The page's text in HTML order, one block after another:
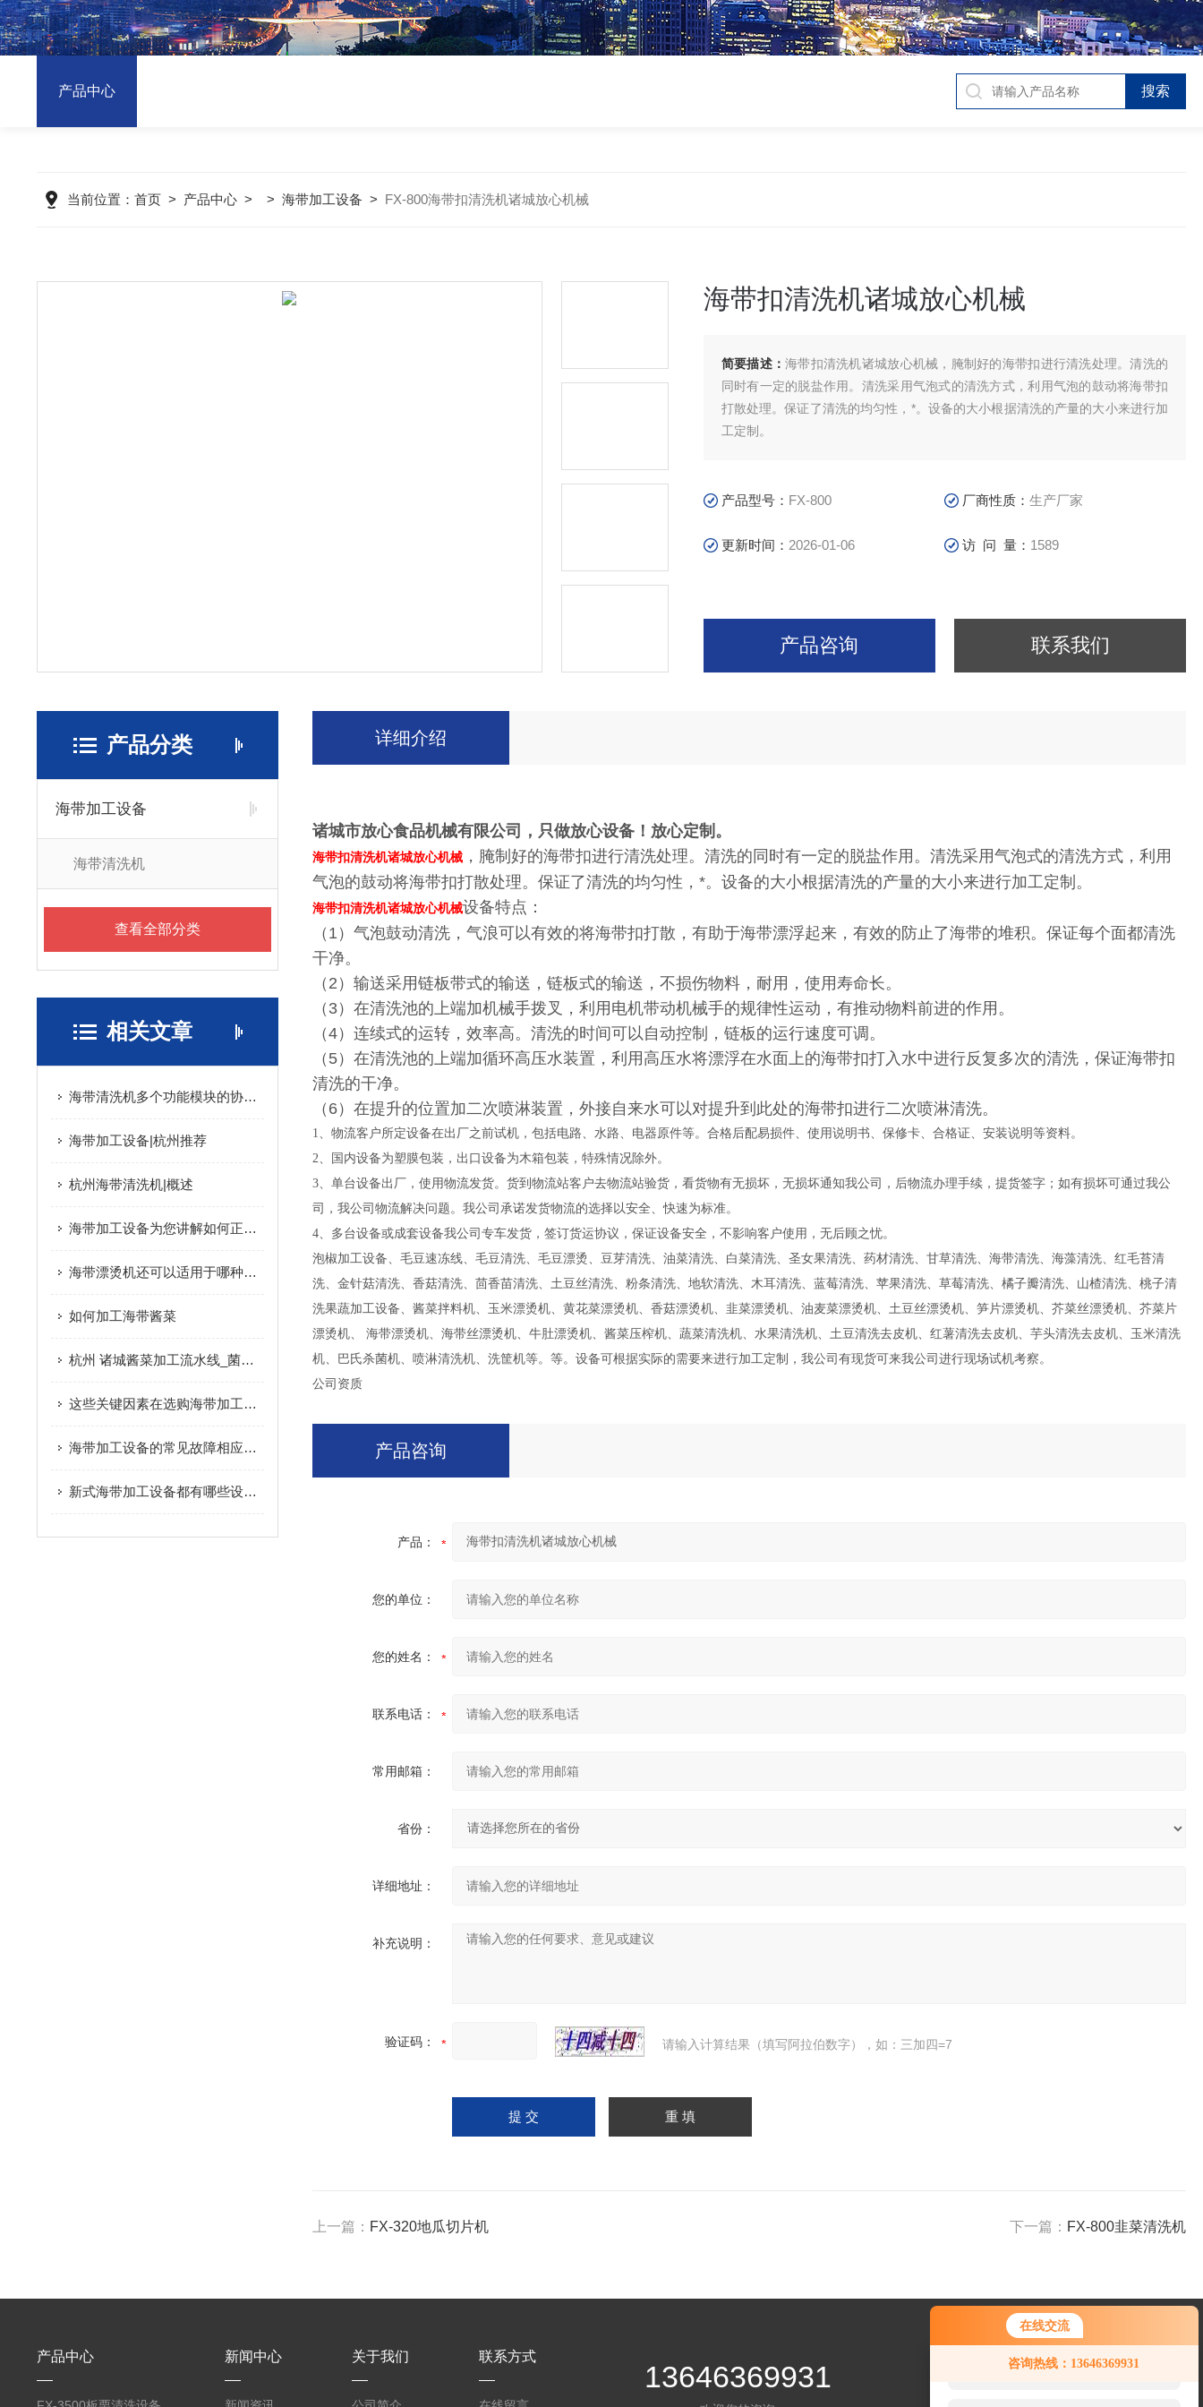
在线交流
咨询热线：13646369931
服务，请问您要咨询什么问题呢？
产品中心
当前位置： 首页> 产品中心> > 海带加工设备 > FX-800海带扣清洗机诸城放心机械
海带扣清洗机诸城放心机械
简要描述：海带扣清洗机诸城放心机械，腌制好的海带扣进行清洗处理。清洗的
同时有一定的脱盐作用。清洗采用气泡式的清洗方式，利用气泡的鼓动将海带扣
打散处理。保证了清洗的均匀性，*。设备的大小根据清洗的产量的大小来进行加
工定制。
产品型号： FX-800 厂商性质：生产厂家
更新时间： 2026-01-06 访 问 量： 1589
产品咨询 联系我们
产品分类
海带加工设备
海带清洗机
查看全部分类
相关文章
海带清洗机多个功能模块的协同优化与食品级安全设计分享
海带加工设备|杭州推荐
杭州海带清洗机|概述
海带加工设备为您讲解如何正确清洗海带
海带漂烫机还可以适用于哪种果蔬的加工使用
如何加工海带酱菜
杭州 诸城酱菜加工流水线_菌菇/海带加工设备|概述
这些关键因素在选购海带加工设备时要多加注意
海带加工设备的常见故障相应解决方法分享
新式海带加工设备都有哪些设备组成？
详细介绍
诸城市放心食品机械有限公司，只做放心设备！放心定制。
海带扣清洗机诸城放心机械 ，腌制好的海带扣进行清洗处理。清洗的同时有一定的脱盐作用。清洗采用气泡式的清洗方式，利用
气泡的鼓动将海带扣打散处理。保证了清洗的均匀性，*。设备的大小根据清洗的产量的大小来进行加工定制。
海带扣清洗机诸城放心机械设备特点：
（1）气泡鼓动清洗，气浪可以有效的将海带扣打散，有助于海带漂浮起来，有效的防止了海带的堆积。保证每个面都清洗
干净。
（2）输送采用链板带式的输送，链板式的输送，不损伤物料，耐用，使用寿命长。
（3）在清洗池的上端加机械手拨叉，利用电机带动机械手的规律性运动，有推动物料前进的作用。
（4）连续式的运转，效率高。清洗的时间可以自动控制，链板的运行速度可调。
（5）在清洗池的上端加循环高压水装置，利用高压水将漂浮在水面上的海带扣打入水中进行反复多次的清洗，保证海带扣
清洗的干净。
（6）在提升的位置加二次喷淋装置，外接自来水可以对提升到此处的海带扣进行二次喷淋清洗。
1、物流客户所定设备在出厂之前试机，包括电路、水路、电器原件等。合格后配易损件、使用说明书、保修卡、合格证、安装说明等资料。
2、国内设备为塑膜包装，出口设备为木箱包装，特殊情况除外。
3、单台设备出厂，使用物流发货。货到物流站客户去物流站验货，看货物有无损坏，无损坏通知我公司，后物流办理手续，提货签字；如有损坏可通过我公
司，我公司物流解决问题。我公司承诺发货物流的选择以安全、快速为标准。
4、多台设备或成套设备我公司专车发货，签订货运协议，保证设备安全，不影响客户使用，无后顾之忧。
泡椒加工设备、毛豆速冻线、毛豆清洗、毛豆漂烫、豆芽清洗、油菜清洗、白菜清洗、圣女果清洗、药材清洗、甘草清洗、海带清洗、海藻清洗、红毛苔清
洗、金针菇清洗、香菇清洗、茴香苗清洗、土豆丝清洗、粉条清洗、地软清洗、木耳清洗、蓝莓清洗、苹果清洗、草莓清洗、橘子瓣清洗、山楂清洗、桃子清
洗果蔬加工设备、酱菜拌料机、玉米漂烫机、黄花菜漂烫机、香菇漂烫机、韭菜漂烫机、油麦菜漂烫机、土豆丝漂烫机、笋片漂烫机、芥菜丝漂烫机、芥菜片
漂烫机、 海带漂烫机、海带丝漂烫机、牛肚漂烫机、酱菜压榨机、蔬菜清洗机、水果清洗机、土豆清洗去皮机、红薯清洗去皮机、芋头清洗去皮机、玉米清洗
机、巴氏杀菌机、喷淋清洗机、洗筐机等。等。设备可根据实际的需要来进行加工定制，我公司有现货可来我公司进行现场试机考察。
公司资质
产品咨询
产品：
您的单位：
您的姓名：
联系电话：
常用邮箱：
省份：
详细地址：
补充说明：
验证码： 请输入计算结果（填写阿拉伯数字），如：三加四=7
上一篇： FX-320地瓜切片机 下一篇： FX-800韭菜清洗机
产品中心 新闻中心 关于我们 联系方式
13646369931